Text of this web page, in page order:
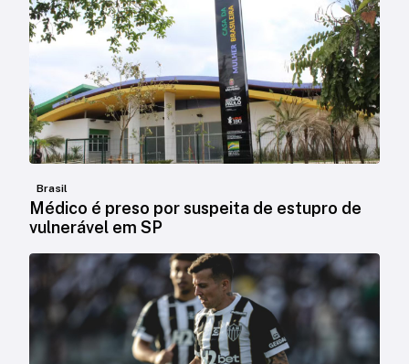
Brasil
Médico é preso por suspeita de estupro de
vulnerável em SP